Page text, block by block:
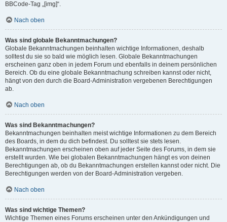
BBCode-Tag „[img]“.
Nach oben
Was sind globale Bekanntmachungen?
Globale Bekanntmachungen beinhalten wichtige Informationen, deshalb
solltest du sie so bald wie möglich lesen. Globale Bekanntmachungen
erscheinen ganz oben in jedem Forum und ebenfalls in deinem persönlichen
Bereich. Ob du eine globale Bekanntmachung schreiben kannst oder nicht,
hängt von den durch die Board-Administration vergebenen Berechtigungen
ab.
Nach oben
Was sind Bekanntmachungen?
Bekanntmachungen beinhalten meist wichtige Informationen zu dem Bereich
des Boards, in dem du dich befindest. Du solltest sie stets lesen.
Bekanntmachungen erscheinen oben auf jeder Seite des Forums, in dem sie
erstellt wurden. Wie bei globalen Bekanntmachungen hängt es von deinen
Berechtigungen ab, ob du Bekanntmachungen erstellen kannst oder nicht. Die
Berechtigungen werden von der Board-Administration vergeben.
Nach oben
Was sind wichtige Themen?
Wichtige Themen eines Forums erscheinen unter den Ankündigungen und